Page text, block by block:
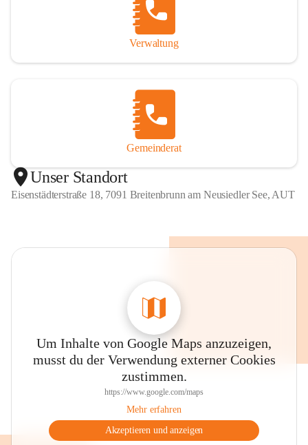
Verwaltung
Gemeinderat
Unser Standort
Eisenstädterstraße 18, 7091 Breitenbrunn am Neusiedler See, AUT
Um Inhalte von Google Maps anzuzeigen,
musst du der Verwendung externer Cookies
zustimmen.
https://www.google.com/maps
Mehr erfahren
Akzeptieren und anzeigen